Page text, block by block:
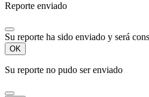
Reporte enviado
Su reporte ha sido enviado y será
OK
Su reporte no pudo ser enviado